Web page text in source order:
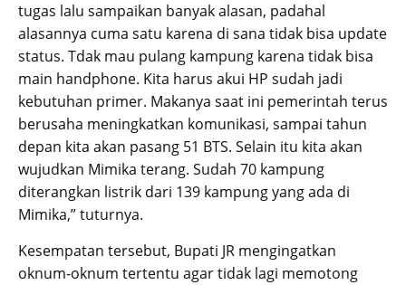
tugas lalu sampaikan banyak alasan, padahal
alasannya cuma satu karena di sana tidak bisa update
status. Tdak mau pulang kampung karena tidak bisa
main handphone. Kita harus akui HP sudah jadi
kebutuhan primer. Makanya saat ini pemerintah terus
berusaha meningkatkan komunikasi, sampai tahun
depan kita akan pasang 51 BTS. Selain itu kita akan
wujudkan Mimika terang. Sudah 70 kampung
diterangkan listrik dari 139 kampung yang ada di
Mimika,” tuturnya.
Kesempatan tersebut, Bupati JR mengingatkan
oknum-oknum tertentu agar tidak lagi memotong